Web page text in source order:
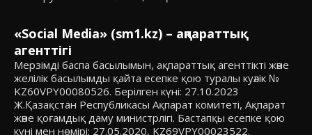
«Social Media» (sm1.kz) – ақпараттық
агенттігі
Мерзімді баспа басылымын, ақпараттық агенттікті және
желілік басылымды қайта есепке қою туралы куәлік №
KZ60VPY00080526. Берілген күні: 27.10.2023
Ж.Қазақстан Республикасы Ақпарат комитеті, Ақпарат
және қоғамдық даму министрлігі. Бастапқы есепке қою
күні мен нөмірі: 27.05.2020, KZ69VPY00023522.